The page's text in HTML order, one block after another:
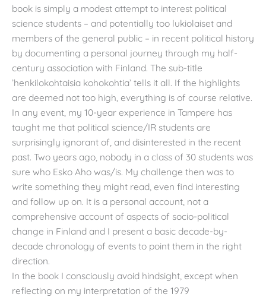
book is simply a modest attempt to interest political
science students – and potentially too lukiolaiset and
members of the general public – in recent political history
by documenting a personal journey through my half-
century association with Finland. The sub-title
’henkilokohtaisia kohokohtia’ tells it all. If the highlights
are deemed not too high, everything is of course relative.
In any event, my 10-year experience in Tampere has
taught me that political science/IR students are
surprisingly ignorant of, and disinterested in the recent
past. Two years ago, nobody in a class of 30 students was
sure who Esko Aho was/is. My challenge then was to
write something they might read, even find interesting
and follow up on. It is a personal account, not a
comprehensive account of aspects of socio-political
change in Finland and I present a basic decade-by-
decade chronology of events to point them in the right
direction.
In the book I consciously avoid hindsight, except when
reflecting on my interpretation of the 1979